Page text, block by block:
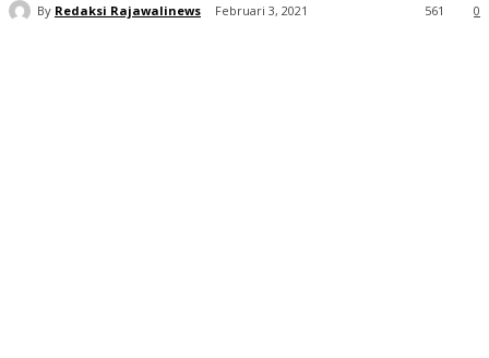
By Redaksi Rajawalinews Februari 3, 2021 0
561